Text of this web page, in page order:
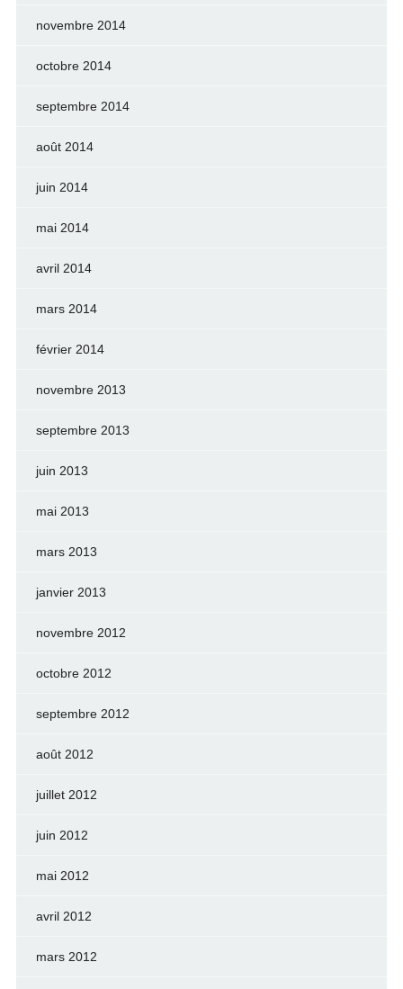
novembre 2014
octobre 2014
septembre 2014
août 2014
juin 2014
mai 2014
avril 2014
mars 2014
février 2014
novembre 2013
septembre 2013
juin 2013
mai 2013
mars 2013
janvier 2013
novembre 2012
octobre 2012
septembre 2012
août 2012
juillet 2012
juin 2012
mai 2012
avril 2012
mars 2012